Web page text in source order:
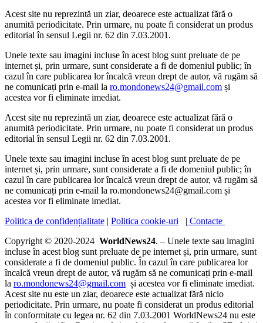
Acest site nu reprezintă un ziar, deoarece este actualizat fără o
anumită periodicitate. Prin urmare, nu poate fi considerat un produs
editorial în sensul Legii nr. 62 din 7.03.2001.
Unele texte sau imagini incluse în acest blog sunt preluate de pe
internet și, prin urmare, sunt considerate a fi de domeniul public; în
cazul în care publicarea lor încalcă vreun drept de autor, vă rugăm să
ne comunicați prin e-mail la ro.mondonews24@gmail.com și
acestea vor fi eliminate imediat.
Acest site nu reprezintă un ziar, deoarece este actualizat fără o
anumită periodicitate. Prin urmare, nu poate fi considerat un produs
editorial în sensul Legii nr. 62 din 7.03.2001.
Unele texte sau imagini incluse în acest blog sunt preluate de pe
internet și, prin urmare, sunt considerate a fi de domeniul public; în
cazul în care publicarea lor încalcă vreun drept de autor, vă rugăm să
ne comunicați prin e-mail la ro.mondonews24@gmail.com și
acestea vor fi eliminate imediat.
Politica de confidențialitate | Politica cookie-uri | Contacte
Copyright © 2020-2024 WorldNews24. – Unele texte sau imagini
incluse în acest blog sunt preluate de pe internet și, prin urmare, sunt
considerate a fi de domeniul public. În cazul în care publicarea lor
încalcă vreun drept de autor, vă rugăm să ne comunicați prin e-mail
la ro.mondonews24@gmail.com și acestea vor fi eliminate imediat.
Acest site nu este un ziar, deoarece este actualizat fără nicio
periodicitate. Prin urmare, nu poate fi considerat un produs editorial
în conformitate cu legea nr. 62 din 7.03.2001 WorldNews24 nu este